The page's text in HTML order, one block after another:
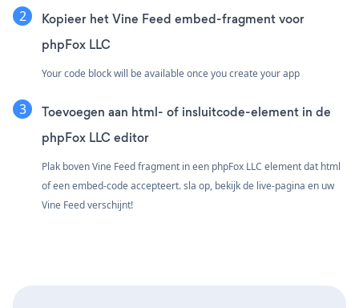
Kopieer het Vine Feed embed-fragment voor
phpFox LLC
Your code block will be available once you create your app
Toevoegen aan html- of insluitcode-element in de
phpFox LLC editor
Plak boven Vine Feed fragment in een phpFox LLC element dat html
of een embed-code accepteert. sla op, bekijk de live-pagina en uw
Vine Feed verschijnt!